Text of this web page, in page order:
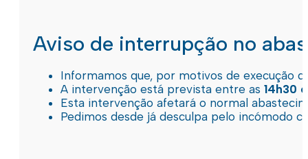
Aviso de interrupção no
Informamos que, por motivos de execução
A intervenção está prevista entre as 14h30
Esta intervenção afetará o normal
Pedimos desde já desculpa pelo incómodo